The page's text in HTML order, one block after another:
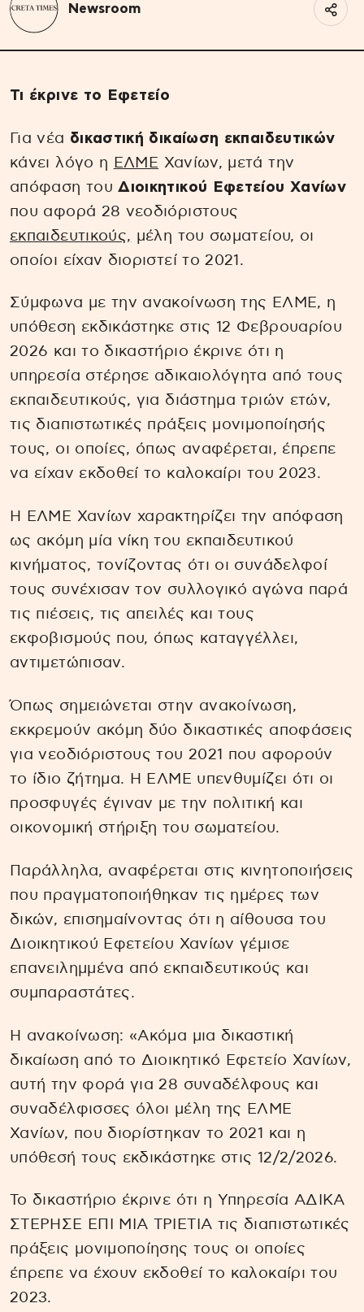
Newsroom
Τι έκρινε το Εφετείο
Για νέα δικαστική δικαίωση εκπαιδευτικών
κάνει λόγο η ΕΛΜΕ Χανίων, μετά την
απόφαση του Διοικητικού Εφετείου Χανίων
που αφορά 28 νεοδιόριστους
εκπαιδευτικούς, μέλη του σωματείου, οι
οποίοι είχαν διοριστεί το 2021.
Σύμφωνα με την ανακοίνωση της ΕΛΜΕ, η
υπόθεση εκδικάστηκε στις 12 Φεβρουαρίου
2026 και το δικαστήριο έκρινε ότι η
υπηρεσία στέρησε αδικαιολόγητα από τους
εκπαιδευτικούς, για διάστημα τριών ετών,
τις διαπιστωτικές πράξεις μονιμοποίησής
τους, οι οποίες, όπως αναφέρεται, έπρεπε
να είχαν εκδοθεί το καλοκαίρι του 2023.
Η ΕΛΜΕ Χανίων χαρακτηρίζει την απόφαση
ως ακόμη μία νίκη του εκπαιδευτικού
κινήματος, τονίζοντας ότι οι συνάδελφοί
τους συνέχισαν τον συλλογικό αγώνα παρά
τις πιέσεις, τις απειλές και τους
εκφοβισμούς που, όπως καταγγέλλει,
αντιμετώπισαν.
Όπως σημειώνεται στην ανακοίνωση,
εκκρεμούν ακόμη δύο δικαστικές αποφάσεις
για νεοδιόριστους του 2021 που αφορούν
το ίδιο ζήτημα. Η ΕΛΜΕ υπενθυμίζει ότι οι
προσφυγές έγιναν με την πολιτική και
οικονομική στήριξη του σωματείου.
Παράλληλα, αναφέρεται στις κινητοποιήσεις
που πραγματοποιήθηκαν τις ημέρες των
δικών, επισημαίνοντας ότι η αίθουσα του
Διοικητικού Εφετείου Χανίων γέμισε
επανειλημμένα από εκπαιδευτικούς και
συμπαραστάτες.
Η ανακοίνωση: «Ακόμα μια δικαστική
δικαίωση από το Διοικητικό Εφετείο Χανίων,
αυτή την φορά για 28 συναδέλφους και
συναδέλφισσες όλοι μέλη της ΕΛΜΕ
Χανίων, που διορίστηκαν το 2021 και η
υπόθεσή τους εκδικάστηκε στις 12/2/2026.
Το δικαστήριο έκρινε ότι η Υπηρεσία ΑΔΙΚΑ
ΣΤΕΡΗΣΕ ΕΠΙ ΜΙΑ ΤΡΙΕΤΙΑ τις διαπιστωτικές
πράξεις μονιμοποίησης τους οι οποίες
έπρεπε να έχουν εκδοθεί το καλοκαίρι του
2023.